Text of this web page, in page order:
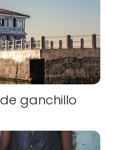
ganchillo